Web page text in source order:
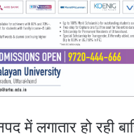
में लगातार हो रही